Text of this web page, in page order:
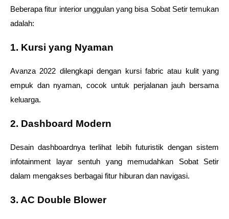
Beberapa fitur interior unggulan yang bisa Sobat Setir temukan
adalah:
1. Kursi yang Nyaman
Avanza 2022 dilengkapi dengan kursi fabric atau kulit yang
empuk dan nyaman, cocok untuk perjalanan jauh bersama
keluarga.
2. Dashboard Modern
Desain dashboardnya terlihat lebih futuristik dengan sistem
infotainment layar sentuh yang memudahkan Sobat Setir
dalam mengakses berbagai fitur hiburan dan navigasi.
3. AC Double Blower